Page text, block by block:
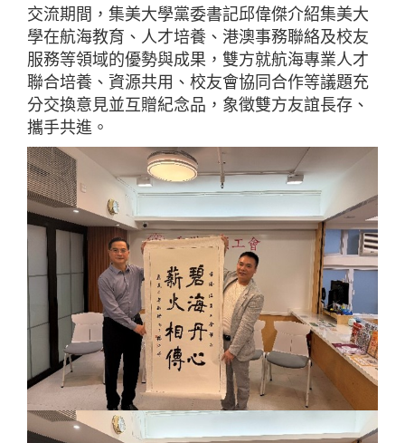
交流期間，集美大學黨委書記邱偉傑介紹集美大
學在航海教育、人才培養、港澳事務聯絡及校友
服務等領域的優勢與成果，雙方就航海專業人才
聯合培養、資源共用、校友會協同合作等議題充
分交換意見並互贈紀念品，象徵雙方友誼長存、
攜手共進。